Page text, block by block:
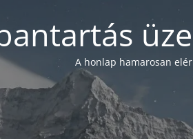
A honlap hamarosan